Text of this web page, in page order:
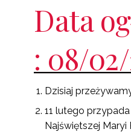
Data
: 08/
Dzisiaj
11 lutego
Najświętszej Maryi